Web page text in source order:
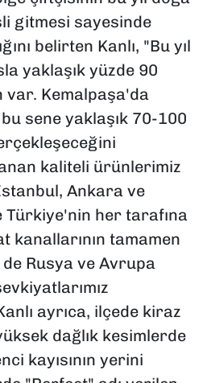
gitmesi sayesinde
belirten Kanlı, "Bu yıl
yaklaşık yüzde 90
Kemalpaşa'da
sene yaklaşık 70-100
kaliteli ürünlerimiz
Ankara ve
Türkiye'nin her tarafına
kanallarının tamamen
Rusya ve Avrupa
ayrıca, ilçede kiraz
dağlık kesimlerde
kayısının yerini